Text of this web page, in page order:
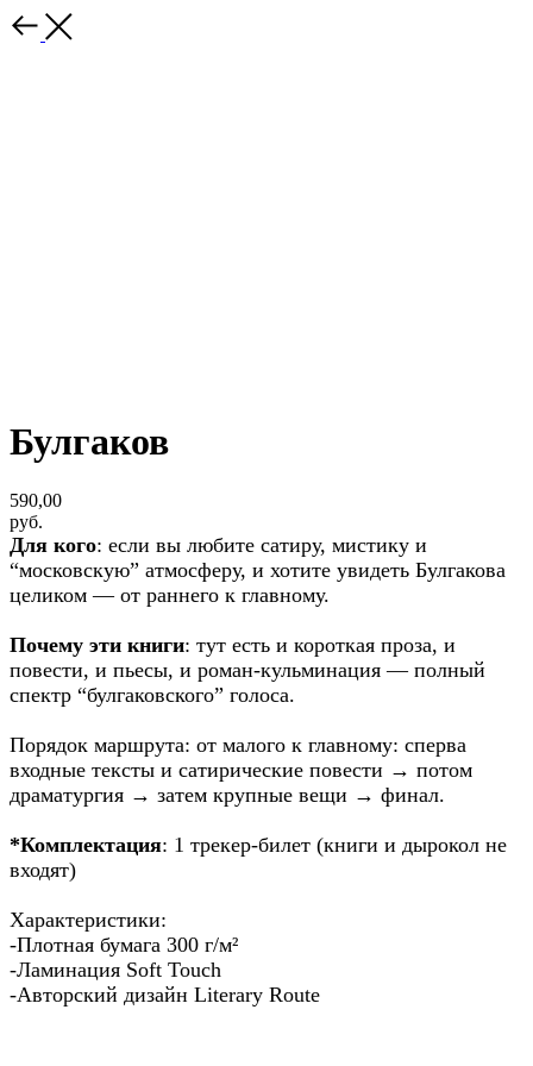
Булгаков
590,00
руб.
Для кого: если вы любите сатиру, мистику и
“московскую” атмосферу, и хотите увидеть Булгакова
целиком — от раннего к главному.
Почему эти книги: тут есть и короткая проза, и
повести, и пьесы, и роман-кульминация — полный
спектр “булгаковского” голоса.
Порядок маршрута: от малого к главному: сперва
входные тексты и сатирические повести → потом
драматургия → затем крупные вещи → финал.
*Комплектация: 1 трекер-билет (книги и дырокол не
входят)
Характеристики:
-Плотная бумага 300 г/м²
-Ламинация Soft Touch
-Авторский дизайн Literary Route